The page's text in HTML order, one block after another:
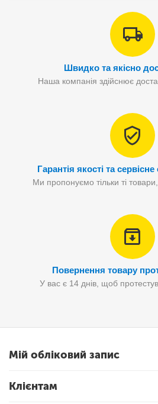
Швидко та якісно
Наша компанія здійснює
Гарантія якості та
Ми пропонуємо тільки ті
Повернення товару
У вас є 14 днів, щоб
Мій обліковий запис
Клієнтам